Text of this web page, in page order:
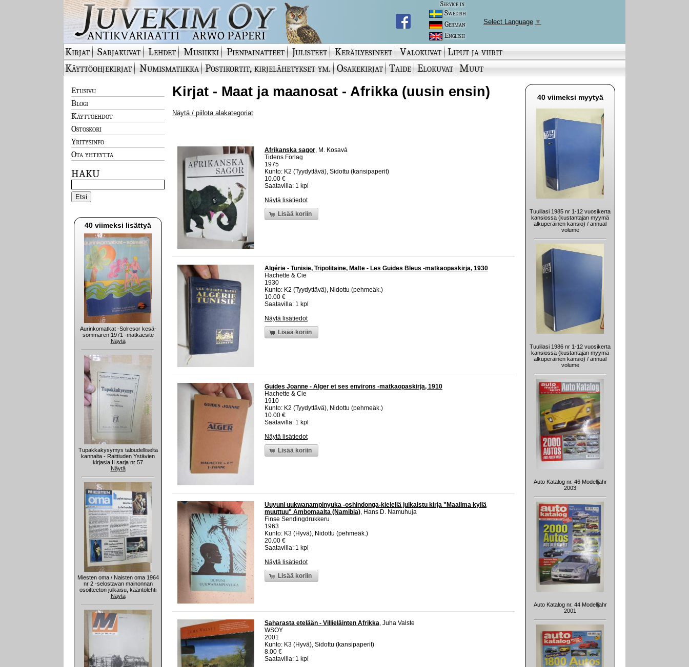
Service in
Swedish
German
English
Select Language ▼
Kirjat Sarjakuvat Lehdet Musiikki Pienpainatteet Julisteet Keräilyesineet Valokuvat Liput ja viirit
Käyttöohjekirjat
Numismatiikka Postikortit, kirjelähetykset ym. Osakekirjat Taide Elokuvat Muut
Etusivu
Blogi
Käyttöehdot
Ostoskori
Yritysinfo
Ota yhteyttä
HAKU
40 viimeksi lisättyä
Aurinkomatkat -Solresor kesä-
sommaren 1971 -matkaesite
Näytä
Tupakkakysymys taloudelliselta
kannalta - Raittiuden Ystävien
kirjasia II sarja nr 57
Näytä
Miesten oma / Naisten oma 1964
nr 2 -selostavan mainonnan
osoitteeton julkaisu, kääntölehti
Näytä
Kirjat - Maat ja maanosat - Afrikka (uusin ensin)
Näytä / piilota alakategoriat
Afrikanska sagor, M. Kosavá
Tidens Förlag
1975
Kunto: K2 (Tyydyttävä), Sidottu (kansipaperit)
10.00 €
Saatavilla: 1 kpl
Näytä lisätiedot
Lisää koriin
Algérie - Tunisie, Tripolitaine, Malte - Les Guides Bleus -matkaopaskirja, 1930
Hachette & Cie
1930
Kunto: K2 (Tyydyttävä), Nidottu (pehmeäk.)
10.00 €
Saatavilla: 1 kpl
Näytä lisätiedot
Lisää koriin
Guides Joanne - Alger et ses environs -matkaopaskirja, 1910
Hachette & Cie
1910
Kunto: K2 (Tyydyttävä), Nidottu (pehmeäk.)
10.00 €
Saatavilla: 1 kpl
Näytä lisätiedot
Lisää koriin
Uuyuni uukwanampinyuka -oshindonga-kielellä julkaistu kirja "Maailma kyllä
muuttuu" Ambomaalta (Namibia), Hans D. Namuhuja
Finse Sendingdrukkeru
1963
Kunto: K3 (Hyvä), Nidottu (pehmeäk.)
20.00 €
Saatavilla: 1 kpl
Näytä lisätiedot
Lisää koriin
Saharasta etelään - Villieläinten Afrikka, Juha Valste
WSOY
2001
Kunto: K3 (Hyvä), Sidottu (kansipaperit)
8.00 €
Saatavilla: 1 kpl
40 viimeksi myytyä
Tuulilasi 1985 nr 1-12 vuosikerta
kansiossa (kustantajan myymä
alkuperäinen kansio) / annual
volume
Tuulilasi 1986 nr 1-12 vuosikerta
kansiossa (kustantajan myymä
alkuperäinen kansio) / annual
volume
Auto Katalog nr. 46 Modelljahr
2003
Auto Katalog nr. 44 Modelljahr
2001